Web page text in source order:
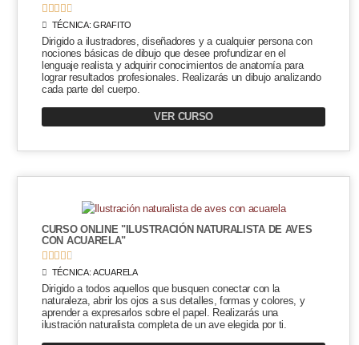

TÉCNICA:GRAFITO
Dirigido a ilustradores, diseñadores y a cualquier persona con
nociones básicas de dibujo que desee profundizar en el
lenguaje realista y adquirir conocimientos de anatomía para
lograr resultados profesionales. Realizarás un dibujo analizando
cada parte del cuerpo.
VER CURSO
CURSO ONLINE "ILUSTRACIÓN NATURALISTA DE AVES
CON ACUARELA"
    
TÉCNICA:ACUARELA
Dirigido a todos aquellos que busquen conectar con la
naturaleza, abrir los ojos a sus detalles, formas y colores, y
aprender a expresarlos sobre el papel. Realizarás una
ilustración naturalista completa de un ave elegida por ti.